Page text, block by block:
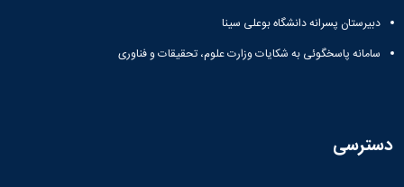
دبیرستان پسرانه دانشگاه بوعلی سینا
سامانه پاسخگوئی به شکایات وزارت علوم، تحقیقات و فناوری
دسترسی